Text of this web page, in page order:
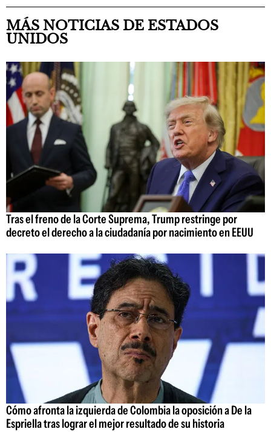
MÁS NOTICIAS DE ESTADOS
UNIDOS
Tras el freno de la Corte Suprema, Trump restringe por
decreto el derecho a la ciudadanía por nacimiento en EEUU
Cómo afronta la izquierda de Colombia la oposición a De la
Espriella tras lograr el mejor resultado de su historia